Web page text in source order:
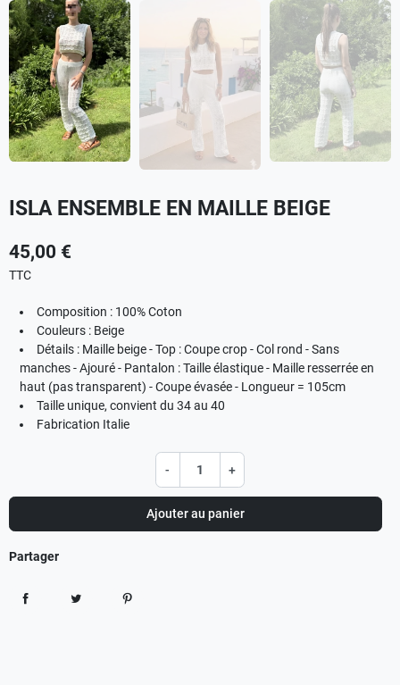
ISLA ENSEMBLE EN MAILLE BEIGE
45,00 €
TTC
Composition : 100% Coton
Couleurs : Beige
Détails : Maille beige - Top : Coupe crop - Col rond - Sans
manches - Ajouré - Pantalon : Taille élastique - Maille resserrée en
haut (pas transparent) - Coupe évasée - Longueur = 105cm
Taille unique, convient du 34 au 40
Fabrication Italie
- +
Ajouter au panier
Partager